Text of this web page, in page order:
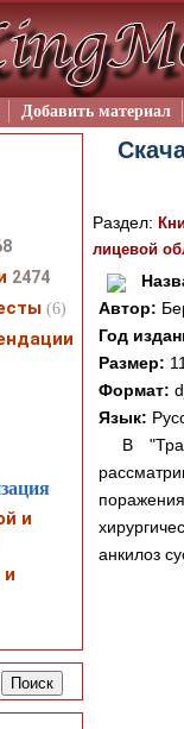
Добавить материал
Раздел:
лицевой
Автор:
Год
Размер:
Формат:
Язык:
В
анкилоз
2474
(6)
и